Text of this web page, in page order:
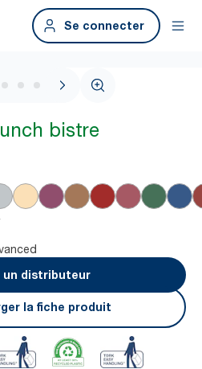
Se connecter
1 / 6
bistre
un distributeur
la fiche produit